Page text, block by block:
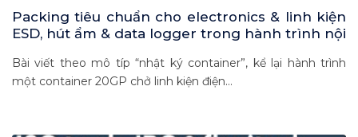
Packing tiêu chuẩn cho electronics & linh kiện
ESD, hút ẩm & data logger trong hành trình nội
Bài viết theo mô típ “nhật ký container”, kể lại hành trình
một container 20GP chở linh kiện điện...